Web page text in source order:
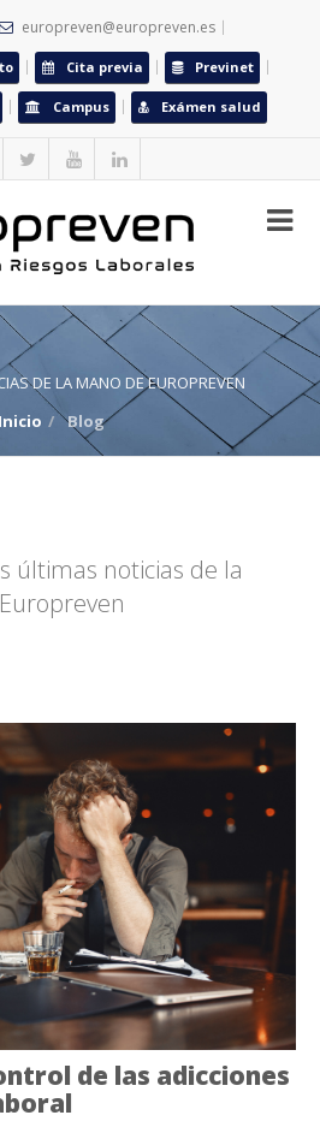
europreven@europreven.es
Cita previa Previnet
Campus Exámen salud
DE LA MANO DE EUROPREVEN
Inicio
Blog
últimas noticias de la
de las adicciones